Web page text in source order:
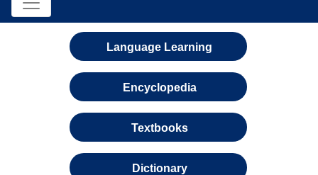
Language Learning
Encyclopedia
Textbooks
Dictionary